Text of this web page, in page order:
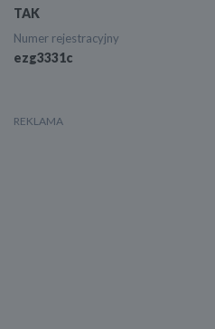
TAK
Numer rejestracyjny
ezg3331c